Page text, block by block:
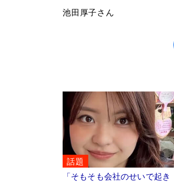
池田厚子さん
話題
「そもそも会社のせいで起き